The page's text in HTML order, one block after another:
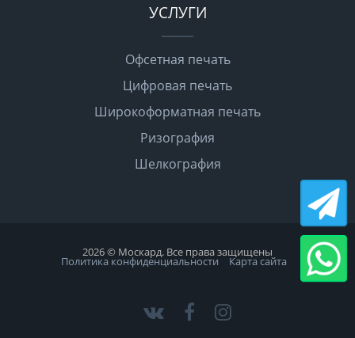
УСЛУГИ
Офсетная печать
Цифровая печать
Широкоформатная печать
Ризография
Шелкография
2026 © Москард. Все права защищены
Политика конфиденциальности Карта сайта